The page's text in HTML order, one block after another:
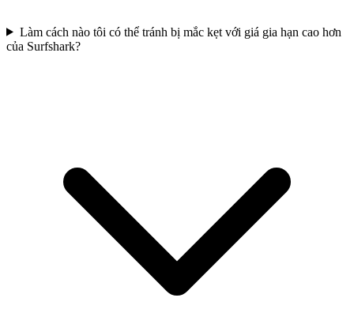
Làm cách nào tôi có thể tránh bị mắc kẹt với giá gia hạn cao hơn
của Surfshark?